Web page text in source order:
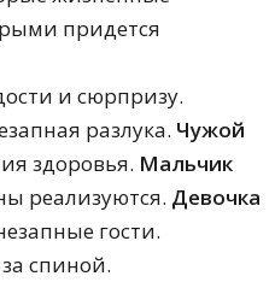
придется
и сюрпризу.
разлука. Чужой
здоровья. Мальчик
реализуются. Девочка
гости.
спиной.